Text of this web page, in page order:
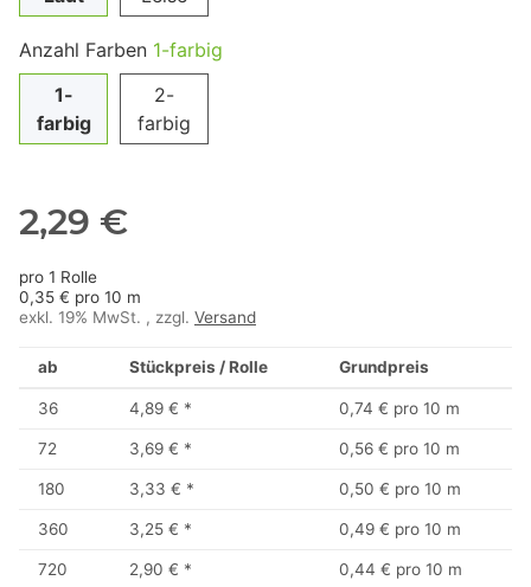
Anzahl Farben 1-farbig
1-
farbig
2-
farbig
2,29 €
pro 1 Rolle
0,35 € pro 10 m
exkl. 19% MwSt. , zzgl. Versand
ab Stückpreis / Rolle Grundpreis
36 4,89 € * 0,74 € pro 10 m
72 3,69 € * 0,56 € pro 10 m
180 3,33 € * 0,50 € pro 10 m
360 3,25 € * 0,49 € pro 10 m
720 2,90 € * 0,44 € pro 10 m